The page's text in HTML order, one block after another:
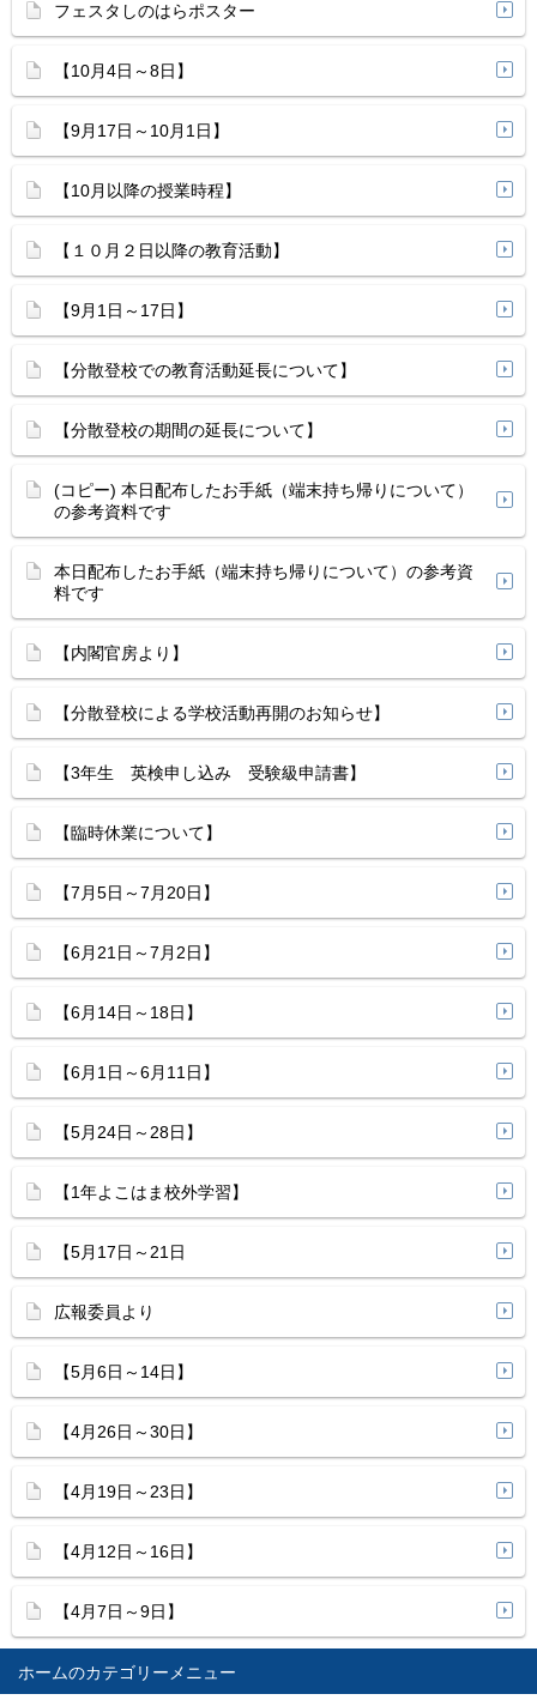
ホーム
フェスタしのはらポスター
【10月4日～8日】
【9月17日～10月1日】
【10月以降の授業時程】
【１０月２日以降の教育活動】
【9月1日～17日】
【分散登校での教育活動延長について】
【分散登校の期間の延長について】
(コピー) 本日配布したお手紙（端末持ち帰りについて）
の参考資料です
本日配布したお手紙（端末持ち帰りについて）の参考資
料です
【内閣官房より】
【分散登校による学校活動再開のお知らせ】
【3年生 英検申し込み 受験級申請書】
【臨時休業について】
【7月5日～7月20日】
【6月21日～7月2日】
【6月14日～18日】
【6月1日～6月11日】
【5月24日～28日】
【1年よこはま校外学習】
【5月17日～21日
広報委員より
【5月6日～14日】
【4月26日～30日】
【4月19日～23日】
【4月12日～16日】
【4月7日～9日】